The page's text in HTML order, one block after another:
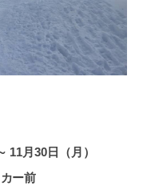
11月30日（月）
ー前